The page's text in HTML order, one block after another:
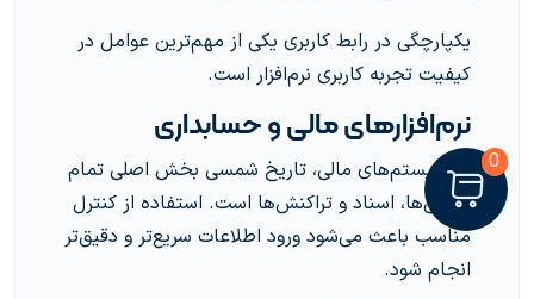
یکپارچگی در رابط کاربری یکی از مهم‌ترین عوامل در
کیفیت تجربه کاربری نرم‌افزار است.
نرم‌افزارهای مالی و حسابداری
در سیستم‌های مالی، تاریخ شمسی بخش اصلی تمام
گزارش‌ها، اسناد و تراکنش‌ها است. استفاده از کنترل
مناسب باعث می‌شود ورود اطلاعات سریع‌تر و دقیق‌تر
انجام شود.
0